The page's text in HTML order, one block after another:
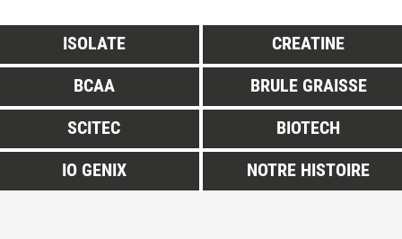
ISOLATE
CREATINE
BCAA
BRULE GRAISSE
SCITEC
BIOTECH
IO GENIX
NOTRE HISTOIRE